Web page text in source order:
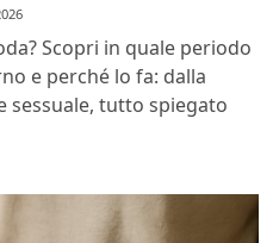
Scopri in quale periodo
e perché lo fa: dalla
sessuale, tutto spiegato